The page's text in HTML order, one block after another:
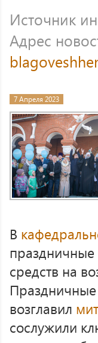
Источник
Адрес
7 Апреля 2023
В
праздничные
средств на
возглавил
сослужили